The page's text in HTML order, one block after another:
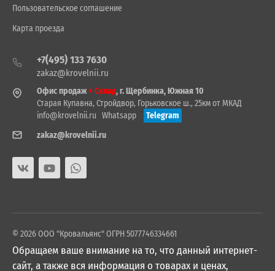
Пользовательское соглашение
Карта проезда
+7(495) 133 7630
zakaz@krovelnii.ru
Офис продаж+ Склад, г. Щербинка, Южная 10
Старая Купавна, Стройдвор, Горьковское ш., 25км от МКАД
info@krovelnii.ru Whatsapp
Telegram
zakaz@krovelnii.ru
© 2026 ООО "Кровальянс" ОГРН 5077746334661
Обращаем ваше внимание на то, что данный интернет-
сайт, а также вся информация о товарах и ценах,